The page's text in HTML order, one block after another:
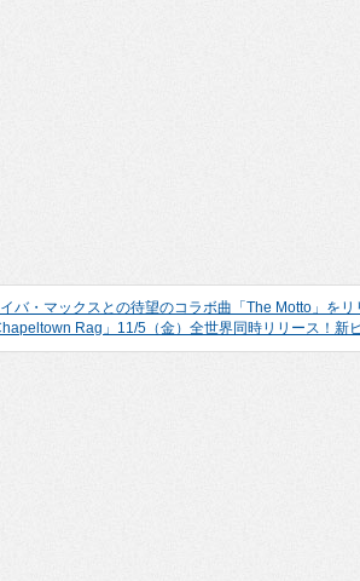
バ・マックスとの待望のコラボ曲「The Motto」をリ
Rag」11/5（金）全世界同時リリース！新